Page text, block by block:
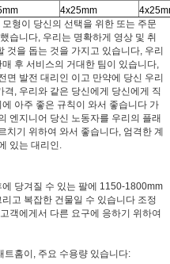
4x25mm
형이 당신의 선택을 위한 또는 주문
습니다, 우리는 명확하게 영상 및 취
것을 돕는 것을 가지고 있습니다, 우리
후 서비스의 거대한 팀이 있습니다,
면 발전 대리인 이고 만약에 당신 우리
, 우리와 같은 당신에게 당신에게 직
아주 좋은 규칙이 와서 좋습니다 가
엔지니어 당신 노동자를 우리의 플래
치기 위하여 와서 좋습니다, 엄격한 계
있는 대리인.
당겨질 수 있는 팔에 1150-1800mm
고 복잡한 건물일 수 있습니다 조정
객에게서 다른 요구에 응하기 위하여
홈이, 주요 수용량 있습니다: